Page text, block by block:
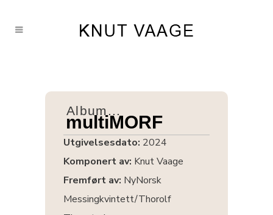
Album...
multiMORF
Utgivelsesdato: 2024
Komponert av: Knut Vaage
Fremført av: NyNorsk
Messingkvintett/Thorolf